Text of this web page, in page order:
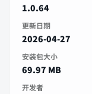
1.0.64
更新日期
2026-04-27
安装包大小
69.97 MB
开发者